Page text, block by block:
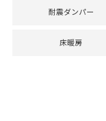
耐震ダンパー
床暖房